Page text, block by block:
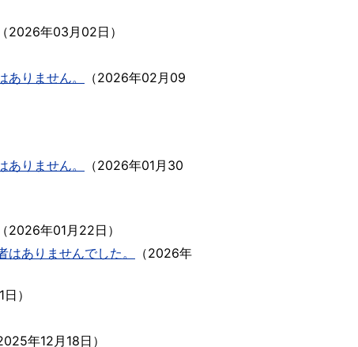
（2026年03月02日 ）
りません。
（2026年02月09
りません。
（2026年01月30
（2026年01月22日 ）
ありませんでした。
（2026年
日）
年12月18日 ）